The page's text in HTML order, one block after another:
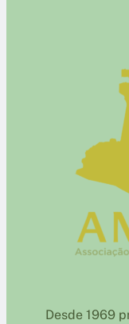
Desde 1969